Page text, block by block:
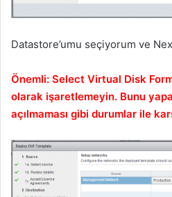
Datastore’umu seçiyorum ve
Önemli: Select Virtual Disk
olarak işaretlemeyin. Bunu
açılmaması gibi durumlar ile